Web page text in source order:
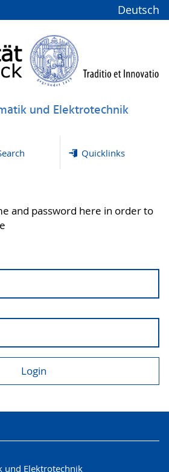
Deutsch
und Elektrotechnik
Quicklinks
and password here in order to
und Elektrotechnik